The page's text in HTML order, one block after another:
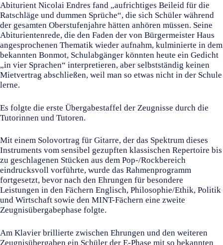
Abiturient Nicolai Endres fand „aufrichtiges Beileid für die
Ratschläge und dummen Sprüche“, die sich Schüler während
der gesamten Oberstufenjahre hätten anhören müssen. Seine
Abiturientenrede, die den Faden der von Bürgermeister Haus
angesprochenen Thematik wieder aufnahm, kulminierte in dem
bekannten Bonmot, Schulabgänger könnten heute ein Gedicht
„in vier Sprachen“ interpretieren, aber selbstständig keinen
Mietvertrag abschließen, weil man so etwas nicht in der Schule
lerne.
Es folgte die erste Übergabestaffel der Zeugnisse durch die
Tutorinnen und Tutoren.
Mit einem Solovortrag für Gitarre, der das Spektrum dieses
Instruments vom sensibel gezupften klassischen Repertoire bis
zu geschlagenen Stücken aus dem Pop-/Rockbereich
eindrucksvoll vorführte, wurde das Rahmenprogramm
fortgesetzt, bevor nach den Ehrungen für besondere
Leistungen in den Fächern Englisch, Philosophie/Ethik, Politik
und Wirtschaft sowie den MINT-Fächern eine zweite
Zeugnisübergabephase folgte.
Am Klavier brillierte zwischen Ehrungen und den weiteren
Zeugnisübergaben ein Schüler der E-Phase mit so bekannten